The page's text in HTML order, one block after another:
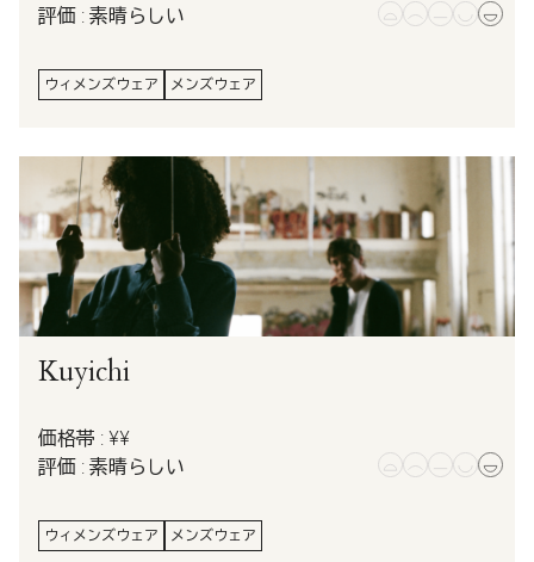
評価 : 素晴らしい
ウィメンズウェア メンズウェア
Kuyichi
価格帯 : ¥¥
評価 : 素晴らしい
ウィメンズウェア メンズウェア